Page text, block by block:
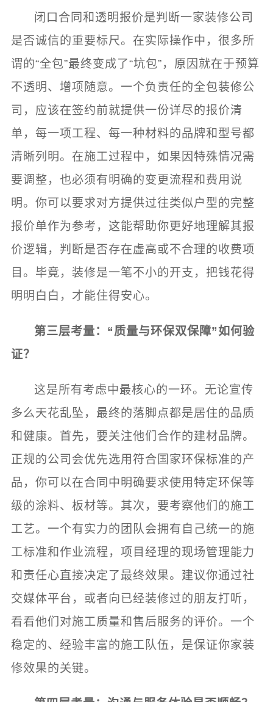
闭口合同和透明报价是判断一家装修公司
是否诚信的重要标尺。在实际操作中，很多所
谓的“全包”最终变成了“坑包”，原因就在于预算
不透明、增项随意。一个负责任的全包装修公
司，应该在签约前就提供一份详尽的报价清
单，每一项工程、每一种材料的品牌和型号都
清晰列明。在施工过程中，如果因特殊情况需
要调整，也必须有明确的变更流程和费用说
明。你可以要求对方提供过往类似户型的完整
报价单作为参考，这能帮助你更好地理解其报
价逻辑，判断是否存在虚高或不合理的收费项
目。毕竟，装修是一笔不小的开支，把钱花得
明明白白，才能住得安心。
第三层考量：“质量与环保双保障”如何验
证？
这是所有考虑中最核心的一环。无论宣传
多么天花乱坠，最终的落脚点都是居住的品质
和健康。首先，要关注他们合作的建材品牌。
正规的公司会优先选用符合国家环保标准的产
品，你可以在合同中明确要求使用特定环保等
级的涂料、板材等。其次，要考察他们的施工
工艺。一个有实力的团队会拥有自己统一的施
工标准和作业流程，项目经理的现场管理能力
和责任心直接决定了最终效果。建议你通过社
交媒体平台，或者向已经装修过的朋友打听，
看看他们对施工质量和售后服务的评价。一个
稳定的、经验丰富的施工队伍，是保证你家装
修效果的关键。